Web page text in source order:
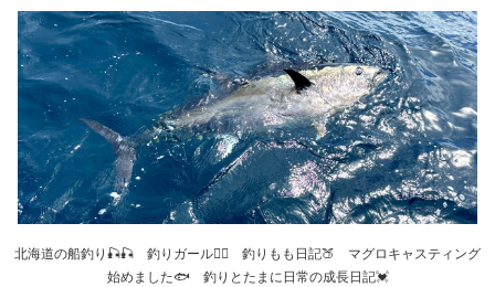
北海道の船釣り🎣🎣 釣りガール💁‍♀️ 釣りもも日記🍑 マグロキャスティング
始めました🐟 釣りとたまに日常の成長日記💓